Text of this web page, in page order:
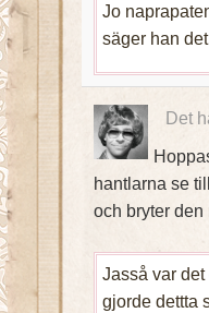
Jo
säger han
Det
hantlarna se
och bryter den
Jasså var
gjorde dettta